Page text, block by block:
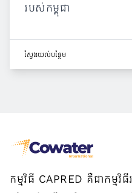
របស់កម្ពុជា
ស្វែង​យល់​បន្ថែម
កម្មវិធី CAPRED គឺជាកម្ម